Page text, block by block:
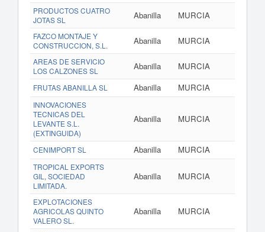
PRODUCTOS CUATRO
JOTAS SL
Abanilla MURCIA
FAZCO MONTAJE Y
CONSTRUCCION, S.L.
Abanilla MURCIA
AREAS DE SERVICIO
LOS CALZONES SL
Abanilla MURCIA
FRUTAS ABANILLA SL Abanilla MURCIA
INNOVACIONES
TECNICAS DEL
LEVANTE S.L.
(EXTINGUIDA)
Abanilla MURCIA
CENIMPORT SL Abanilla MURCIA
TROPICAL EXPORTS
GIL, SOCIEDAD
LIMITADA.
Abanilla MURCIA
EXPLOTACIONES
AGRICOLAS QUINTO
VALERO SL.
Abanilla MURCIA